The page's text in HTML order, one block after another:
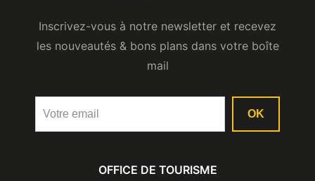
OFFICE DE TOURISME
Inscrivez-vous à notre newsletter et recevez
les nouveautés & bons plans dans votre boîte
mail
OK